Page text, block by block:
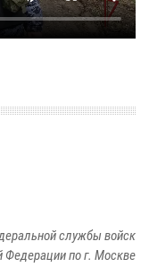
службы войск
Федерации по г. Москве